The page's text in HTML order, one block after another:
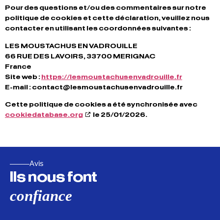
Pour des questions et/ou des commentaires sur notre
politique de cookies et cette déclaration, veuillez nous
contacter en utilisant les coordonnées suivantes :
LES MOUSTACHUS EN VADROUILLE
66 RUE DES LAVOIRS, 33700 MERIGNAC
France
Site web : https://lesmoustachusenvadrouille.fr
E-mail : contact@lesmoustachusenvadrouille.fr
Cette politique de cookies a été synchronisée avec
cookiedatabase.org
le 25/01/2026.
Avis
Ils nous font
confiance